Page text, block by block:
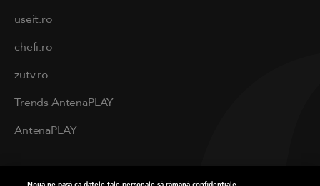
useit.ro
chefi.ro
zutv.ro
Trends AntenaPLAY
AntenaPLAY